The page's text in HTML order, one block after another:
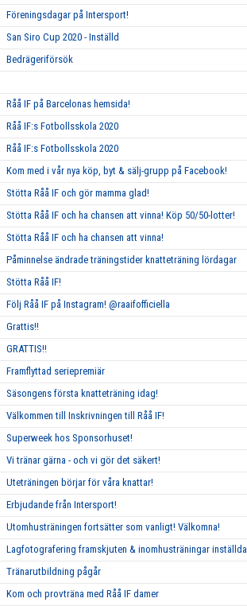
Föreningsdagar på Intersport!
San Siro Cup 2020 - Inställd
Bedrägeriförsök
Råå IF på Barcelonas hemsida!
Råå IF:s Fotbollsskola 2020
Råå IF:s Fotbollsskola 2020
Kom med i vår nya köp, byt & sälj-grupp på Facebook!
Stötta Råå IF och gör mamma glad!
Stötta Råå IF och ha chansen att vinna! Köp 50/50-lotter!
Stötta Råå IF och ha chansen att vinna!
Påminnelse ändrade träningstider knatteträning lördagar
Stötta Råå IF!
Följ Råå IF på Instagram! @raaifofficiella
Grattis!!
GRATTIS!!
Framflyttad seriepremiär
Säsongens första knatteträning idag!
Välkommen till Inskrivningen till Råå IF!
Superweek hos Sponsorhuset!
Vi tränar gärna - och vi gör det säkert!
Uteträningen börjar för våra knattar!
Erbjudande från Intersport!
Utomhusträningen fortsätter som vanligt! Välkomna!
Lagfotografering framskjuten & inomhusträningar inställda
Tränarutbildning pågår
Kom och provträna med Råå IF damer